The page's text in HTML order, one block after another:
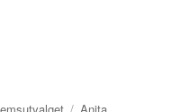
Stikkord